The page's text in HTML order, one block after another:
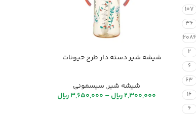
107
36
2086
2
6
63
16
6
شیشه شیر دسته دار طرح حیونات
شیشه شیر, سیسمونی
2,300,000ریال–
3,650,000ریال